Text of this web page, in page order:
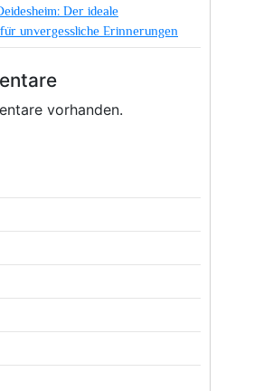
Der ideale
unvergessliche Erinnerungen
vorhanden.